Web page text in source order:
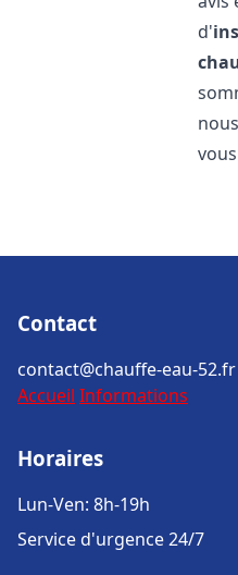
d'
Contact
contact@chauffe-eau-52.fr
Accueil Informations
Horaires
Lun-Ven: 8h-19h
Service d'urgence 24/7